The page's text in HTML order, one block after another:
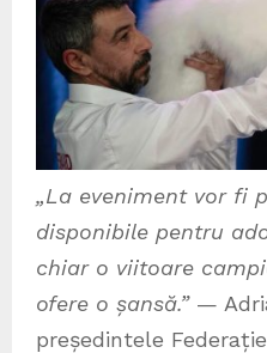
„La eveniment vor fi
disponibile pentru
chiar o viitoare
ofere o șansă.”—
președintele